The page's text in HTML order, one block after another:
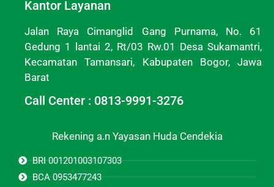
Kantor Layanan
Jalan Raya Cimanglid Gang Purnama, No. 61
Gedung 1 lantai 2, Rt/03 Rw.01 Desa Sukamantri,
Kecamatan Tamansari, Kabupaten Bogor, Jawa
Barat
Call Center : 0813-9991-3276
Rekening a.n Yayasan Huda Cendekia
BRI 001201003107303
BCA 0953477243